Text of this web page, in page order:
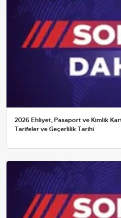
2026 Ehliyet, Pasaport ve Kimlik
Tarifeler ve Geçerlilik Tarihi